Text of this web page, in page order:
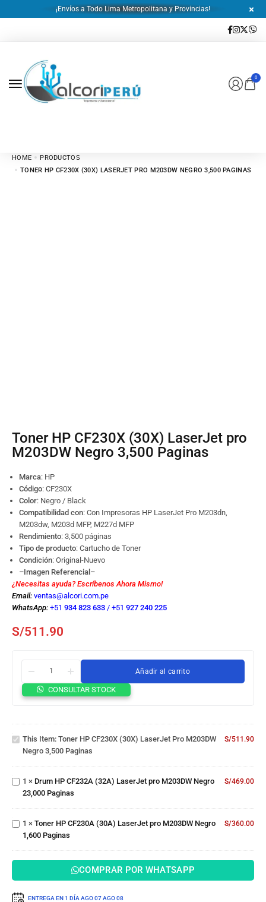
¡Envíos a Todo Lima Metropolitana y Provincias!
0
HOME
PRODUCTOS
TONER HP CF230X (30X) LASERJET PRO M203DW NEGRO 3,500 PAGINAS
Toner HP CF230X (30X) LaserJet pro
M203DW Negro 3,500 Paginas
Marca: HP
Código: CF230X
Color: Negro / Black
Compatibilidad con: Con Impresoras HP LaserJet Pro M203dn,
M203dw, M203d MFP, M227d MFP
Rendimiento: 3,500 páginas
Tipo de producto: Cartucho de Toner
Condición: Original-Nuevo
–Imagen Referencial–
¿Necesitas ayuda? Escríbenos Ahora Mismo!
Email: ventas@alcori.com.pe
WhatsApp: +51 934 823 633 / +51 927 240 225
S/511.90
Añadir al carrito
CONSULTAR STOCK
Toner HP
CF230X
M203DW
3,500
Paginas
This Item: Toner HP CF230X (30X) LaserJet Pro M203DW
Negro 3,500 Paginas
S/511.90
CF232A
(32A)
M203DW
Negro
23,000
Paginas
1 × Drum HP CF232A (32A) LaserJet pro M203DW Negro
23,000 Paginas
S/469.00
CF230A
(30A)
M203DW
Negro
1,600
Paginas
1 × Toner HP CF230A (30A) LaserJet pro M203DW Negro
1,600 Paginas
S/360.00
COMPRAR POR WHATSAPP
ENTREGA EN 1 DÍA AGO 07AGO 08